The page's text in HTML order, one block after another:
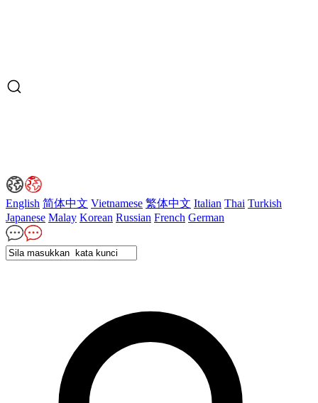
English 简体中文 Vietnamese 繁体中文 Italian Thai Turkish
Japanese Malay Korean Russian French German